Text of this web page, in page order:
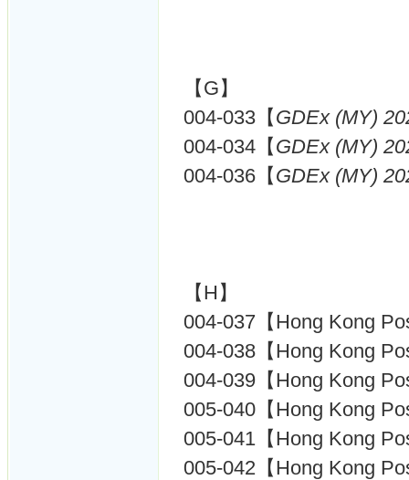
【G】
004-033【GDEx (MY)
004-034【GDEx (MY)
004-036【GDEx (MY)
【H】
004-037【Hong Kong
004-038【Hong Kong
004-039【Hong Kong
005-040【Hong Kong
005-041【Hong Kong
005-042【Hong Kong